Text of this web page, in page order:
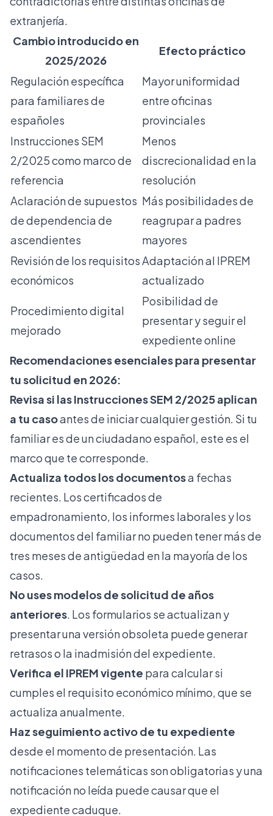
extranjería.
Cambio introducido en
2025/2026
Efecto práctico
Regulación específica
para familiares de
españoles
Mayor uniformidad
entre oficinas
provinciales
Instrucciones SEM
2/2025 como marco de
referencia
Menos
discrecionalidad en la
resolución
Aclaración de supuestos
de dependencia de
ascendientes
Más posibilidades de
reagrupar a padres
mayores
Revisión de los requisitos
económicos
Adaptación al IPREM
actualizado
Procedimiento digital
mejorado
Posibilidad de
presentar y seguir el
expediente online
Recomendaciones esenciales para presentar
tu solicitud en 2026:
Revisa si las Instrucciones SEM 2/2025 aplican
a tu casoantes de iniciar cualquier gestión. Si tu
familiar es de un ciudadano español, este es el
marco que te corresponde.
Actualiza todos los documentosa fechas
recientes. Los certificados de
empadronamiento, los informes laborales y los
documentos del familiar no pueden tener más de
tres meses de antigüedad en la mayoría de los
casos.
No uses modelos de solicitud de años
anteriores. Los formularios se actualizan y
presentar una versión obsoleta puede generar
retrasos o la inadmisión del expediente.
Verifica el IPREM vigente para calcular si
cumples el requisito económico mínimo, que se
actualiza anualmente.
Haz seguimiento activo de tu expediente
desde el momento de presentación. Las
notificaciones telemáticas son obligatorias y una
notificación no leída puede causar que el
expediente caduque.